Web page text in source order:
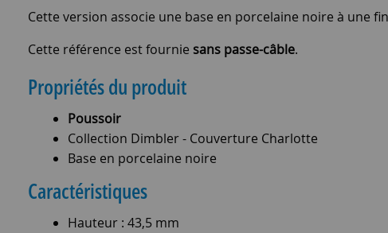
Cette version associe une base en porcelaine noire à une
Cette référence est fournie sans passe-câble.
Propriétés du produit
Poussoir
Collection Dimbler - Couverture Charlotte
Base en porcelaine noire
Caractéristiques
Hauteur : 43,5 mm